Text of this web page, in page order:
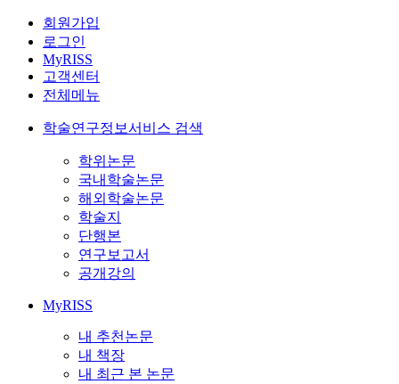
회원가입
로그인
MyRISS
고객센터
전체메뉴
학술연구정보서비스 검색
학위논문
국내학술논문
해외학술논문
학술지
단행본
연구보고서
공개강의
MyRISS
내 추천논문
내 책장
내 최근 본 논문